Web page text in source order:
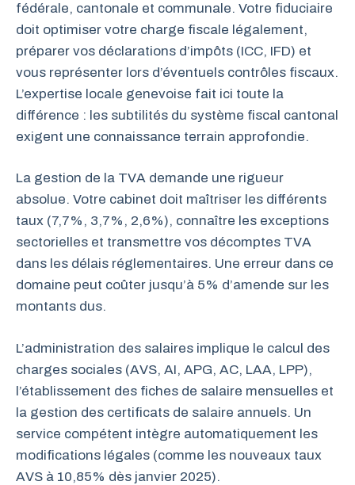
fédérale, cantonale et communale. Votre fiduciaire
doit optimiser votre charge fiscale légalement,
préparer vos déclarations d’impôts (ICC, IFD) et
vous représenter lors d’éventuels contrôles fiscaux.
L’expertise locale genevoise fait ici toute la
différence : les subtilités du système fiscal cantonal
exigent une connaissance terrain approfondie.
La gestion de la TVA demande une rigueur
absolue. Votre cabinet doit maîtriser les différents
taux (7,7%, 3,7%, 2,6%), connaître les exceptions
sectorielles et transmettre vos décomptes TVA
dans les délais réglementaires. Une erreur dans ce
domaine peut coûter jusqu’à 5% d’amende sur les
montants dus.
L’administration des salaires implique le calcul des
charges sociales (AVS, AI, APG, AC, LAA, LPP),
l’établissement des fiches de salaire mensuelles et
la gestion des certificats de salaire annuels. Un
service compétent intègre automatiquement les
modifications légales (comme les nouveaux taux
AVS à 10,85% dès janvier 2025).